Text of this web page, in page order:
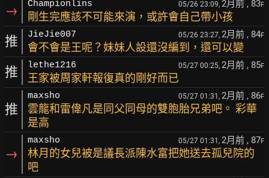
→ Championlins 05/26 23:09, 2月前 , 83F
剛生完應該不可能來演，或許會自己帶小孩
推 JieJie007 05/26 23:27, 2月前 , 84F
會不會是王呢？妹妹人設還沒編到，還可以變
推 lethe1216 05/27 00:25, 2月前 , 85F
王家被周家軒報復真的剛好而已
推
maxsho 05/27 01:31, 2月前 , 86F
雲龍和雷偉凡是同父同母的雙胞胎兄弟吧。 彩華
是高
→
maxsho 05/27 01:31, 2月前 , 87F
林月的女兒被是議長派陳水富把她送去孤兒院的
吧